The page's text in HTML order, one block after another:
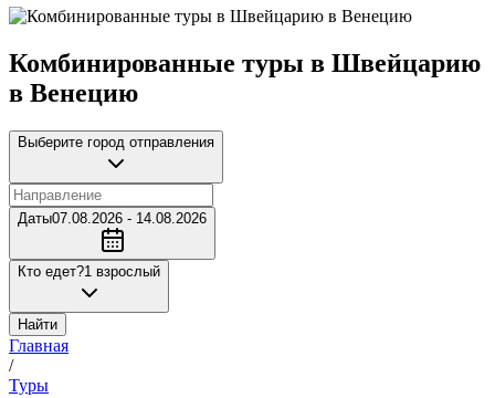
Комбинированные туры в Швейцарию
в Венецию
Выберите город отправления
Даты07.08.2026 - 14.08.2026
Кто едет?1 взрослый
Найти
Главная
/
Туры